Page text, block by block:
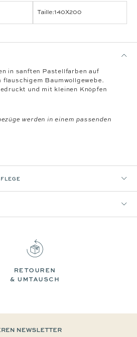
Taille:140X200
in sanften Pastellfarben auf
flauschigem Baumwollgewebe.
und mit kleinen Knöpfen
werden in einem passenden
RETOUREN
& UMTAUSCH
NEWSLETTER